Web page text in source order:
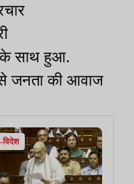
के साथ हुआ.
जनता की आवाज